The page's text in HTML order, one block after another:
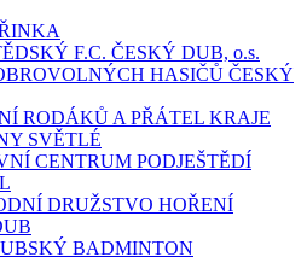
F.C. ČESKÝ DUB, o.s.
HASIČŮ ČESKÝ
RODÁKŮ A PŘÁTEL KRAJE
SVĚTLÉ
CENTRUM PODJEŠTĚDÍ
DRUŽSTVO HOŘENÍ
BADMINTON